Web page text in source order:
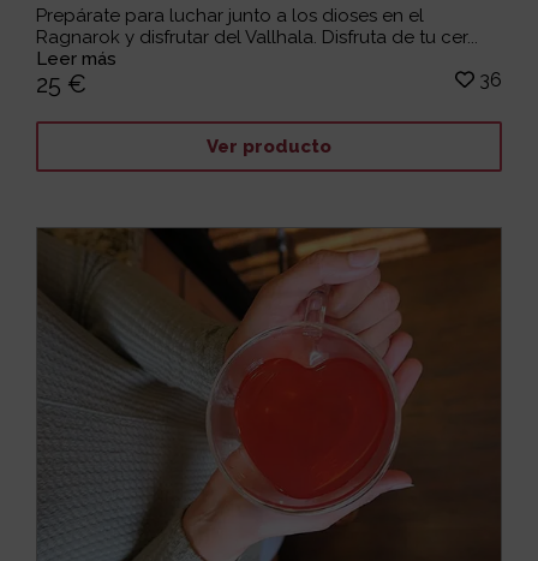
Prepárate para luchar junto a los dioses en el
Ragnarok y disfrutar del Vallhala. Disfruta de tu cer...
Leer más
25 € 36
Ver producto